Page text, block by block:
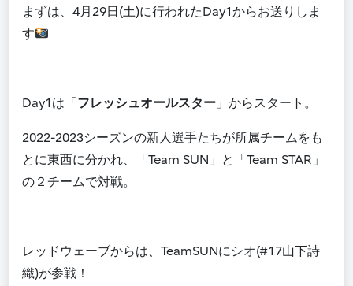
まずは、 4月29日(土)に行われたDay1からお送りしま
す
Day1は 「 フレッシュオールスター 」からスタート。
2022-2023シーズンの新人選手たちが所属チームをも
とに東西に分かれ、「Team SUN」と「Team STAR」
の２チームで対戦。
レッドウェーブからは、TeamSUNにシオ(#17山下詩
織)が参戦！